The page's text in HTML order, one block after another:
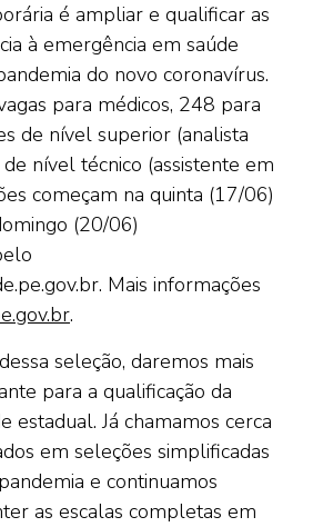
é ampliar e qualificar as
à emergência em saúde
do novo coronavírus.
para médicos, 248 para
de nível superior (analista
nível técnico (assistente em
começam na quinta (17/06)
(20/06)
Mais informações
.
seleção, daremos mais
para a qualificação da
estadual. Já chamamos cerca
em seleções simplificadas
e continuamos
as escalas completas em